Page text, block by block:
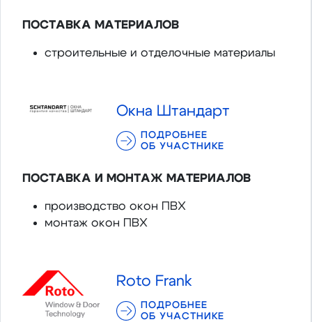
ПОСТАВКА МАТЕРИАЛОВ
строительные и отделочные материалы
Окна Штандарт
ПОДРОБНЕЕ
ОБ УЧАСТНИКЕ
ПОСТАВКА И МОНТАЖ МАТЕРИАЛОВ
производство окон ПВХ
монтаж окон ПВХ
Roto Frank
ПОДРОБНЕЕ
ОБ УЧАСТНИКЕ